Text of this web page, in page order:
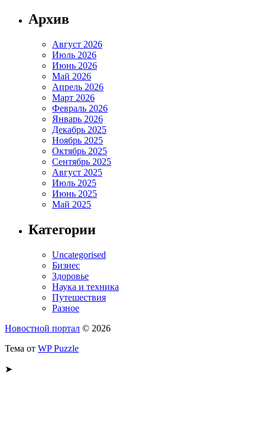
Архив
Август 2026
Июль 2026
Июнь 2026
Май 2026
Апрель 2026
Март 2026
Февраль 2026
Январь 2026
Декабрь 2025
Ноябрь 2025
Октябрь 2025
Сентябрь 2025
Август 2025
Июль 2025
Июнь 2025
Май 2025
Категории
Uncategorised
Бизнес
Здоровье
Наука и техника
Путешествия
Разное
Новостной портал © 2026
Тема от WP Puzzle
➤